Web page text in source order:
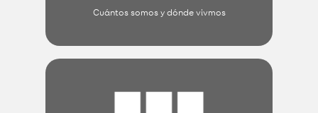
Cuántos somos y dónde vivmos